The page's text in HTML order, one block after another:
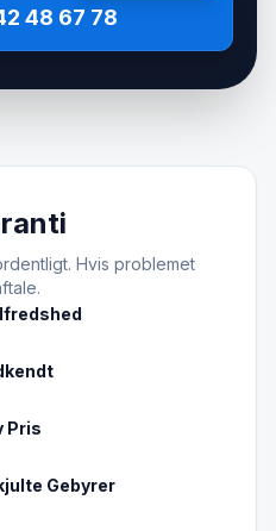
48 67 78
Hvis problemet
Pris
Gebyrer